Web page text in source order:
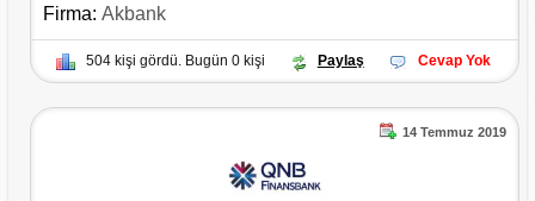
Firma: Akbank
504 kişi gördü. Bugün 0 kişi Paylaş Cevap Yok
14 Temmuz 2019